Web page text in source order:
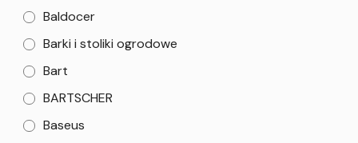
Baldocer
Barki i stoliki ogrodowe
Bart
BARTSCHER
Baseus